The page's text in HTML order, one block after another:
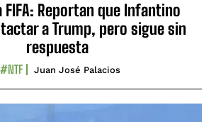
FIFA: Reportan que Infantino
a Trump, pero sigue sin
respuesta
#NTF Juan José Palacios